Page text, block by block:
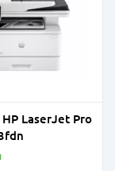
LaserJet Pro